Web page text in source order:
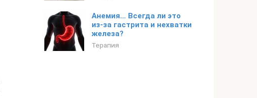
Анемия… Всегда ли это
из-за гастрита и нехватки
железа?
Терапия